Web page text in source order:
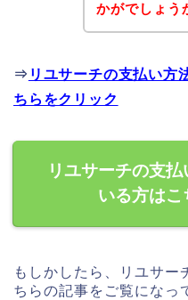
かがでしょう
⇒ リユサーチの支払い方
ちらをクリック
リユサーチの支
いる方はこ
もしかしたら、リユサー
ちらの記事をご覧になっ